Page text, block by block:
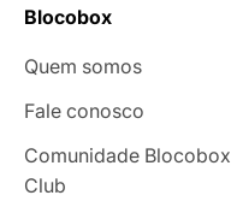
Blocobox
Quem somos
Fale conosco
Comunidade Blocobox
Club